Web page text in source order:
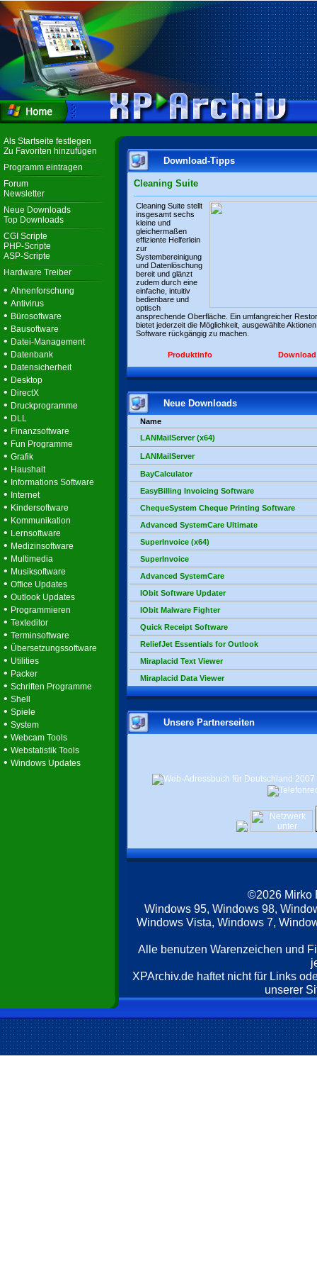
Als Startseite festlegen
Zu Favoriten hinzufügen
Programm eintragen
Forum
Newsletter
Neue Downloads
Top Downloads
CGI Scripte
PHP-Scripte
ASP-Scripte
Hardware Treiber
• Ahnenforschung
• Antivirus
• Bürosoftware
• Bausoftware
• Datei-Management
• Datenbank
• Datensicherheit
• Desktop
• DirectX
• Druckprogramme
• DLL
• Finanzsoftware
• Fun Programme
• Grafik
• Haushalt
• Informations Software
• Internet
• Kindersoftware
• Kommunikation
• Lernsoftware
• Medizinsoftware
• Multimedia
• Musiksoftware
• Office Updates
• Outlook Updates
• Programmieren
• Texteditor
• Terminsoftware
• Übersetzungssoftware
• Utilities
• Packer
• Schriften Programme
• Shell
• Spiele
• System
• Webcam Tools
• Webstatistik Tools
• Windows Updates
Download-Tipps
Cleaning Suite
Cleaning Suite stellt
insgesamt sechs
kleine und
gleichermaßen
effiziente Helferlein
zur
Systembereinigung
und Datenlöschung
bereit und glänzt
zudem durch eine
einfache, intuitiv
bedienbare und
optisch
ansprechende Oberfläche. Ein umfangreicher
bietet jederzeit die Möglichkeit, ausgewählte
Software rückgängig zu machen.
Produktinfo Download
Neue Downloads
Name
LANMailServer (x64)
LANMailServer
BayCalculator
EasyBilling Invoicing Software
ChequeSystem Cheque Printing Software
Advanced SystemCare Ultimate
SuperInvoice (x64)
SuperInvoice
Advanced SystemCare
IObit Software Updater
IObit Malware Fighter
Quick Receipt Software
ReliefJet Essentials for Outlook
Miraplacid Text Viewer
Miraplacid Data Viewer
Unsere Partnerseiten
©2026 Mirko
Windows 95, Windows 98,
Windows Vista, Windows 7,
Alle benutzen Warenzeichen und
XPArchiv.de haftet nicht für Links
unserer